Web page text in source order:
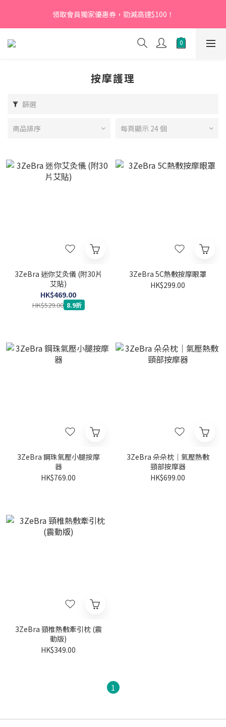
【新會員】即日起至2026月12月31日，首次下單輸入優惠碼
「NEW95」即可享95折
領取會員獨家優惠券，勁減高達$100！
【新會員】即日起至2026月12月31日，首次下單輸入優惠碼
「NEW95」即可享95折
按摩護理
篩選
商品排序 每頁顯示 24 個
3ZeBra 迷你艾灸儀 (附30片
艾貼)
HK$469.00
HK$529.00 8.9折
3ZeBra 5C熱敷按摩眼罩
HK$299.00
3ZeBra 鋼珠氣壓小腿按摩
器
HK$769.00
3ZeBra 朵朵枕｜氣壓熱敷
頸部按摩器
HK$699.00
3ZeBra 頸椎熱敷牽引枕 (震
動版)
HK$349.00
1